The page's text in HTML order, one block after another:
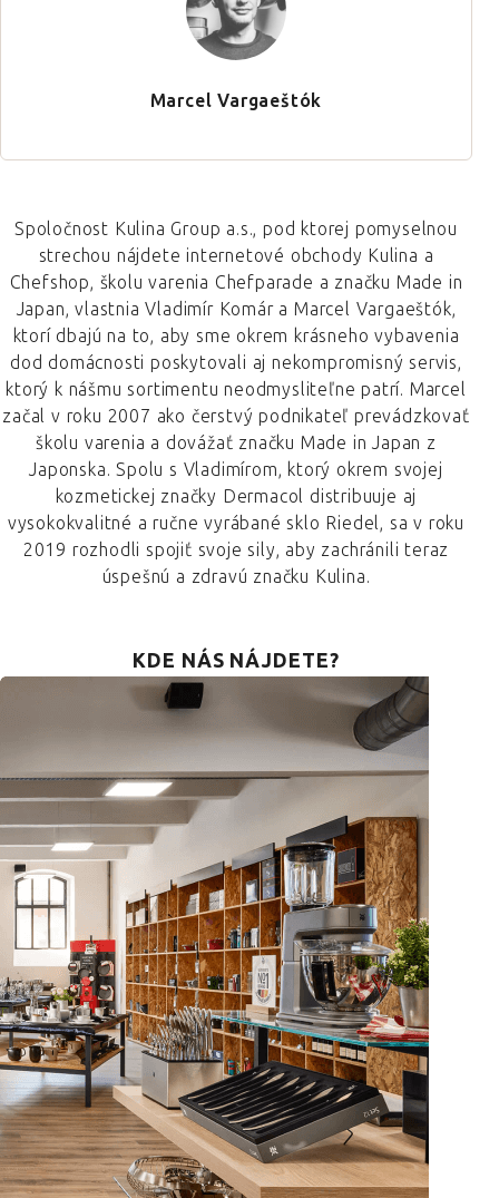
Marcel Vargaeštók
Spoločnost Kulina Group a.s., pod ktorej pomyselnou
strechou nájdete internetové obchody Kulina a
Chefshop, školu varenia Chefparade a značku Made in
Japan, vlastnia Vladimír Komár a Marcel Vargaeštók,
ktorí dbajú na to, aby sme okrem krásneho vybavenia
dod domácnosti poskytovali aj nekompromisný servis,
ktorý k nášmu sortimentu neodmysliteľne patrí. Marcel
začal v roku 2007 ako čerstvý podnikateľ prevádzkovať
školu varenia a dovážať značku Made in Japan z
Japonska. Spolu s Vladimírom, ktorý okrem svojej
kozmetickej značky Dermacol distribuuje aj
vysokokvalitné a ručne vyrábané sklo Riedel, sa v roku
2019 rozhodli spojiť svoje sily, aby zachránili teraz
úspešnú a zdravú značku Kulina.
KDE NÁS NÁJDETE?